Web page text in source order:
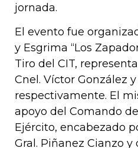
jornada.
El evento fue
y Esgrima “Los
Tiro del CIT,
Cnel. Víctor González
respectivamente. El
apoyo del Comando
Ejército, encabezado
Gral. Piñanez Cianzo y